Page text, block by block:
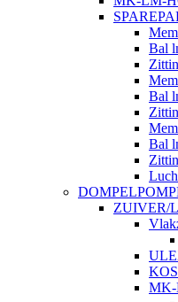
Bal
Bal
Bal
ZUIVER/
MK-